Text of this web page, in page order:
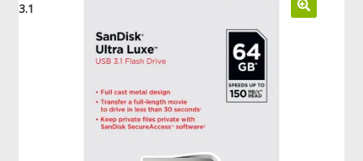
3.1 Drive 64GB | SDCZ74-064G